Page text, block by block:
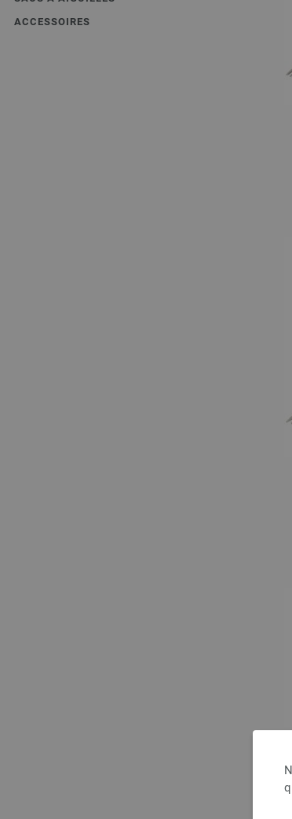
ACCESSOIRES